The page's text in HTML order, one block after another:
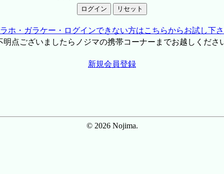
ホ・ガラケー・ログインできない方はこちらからお試し下
点ございましたらノジマの携帯コーナーまでお越しくださ
新規会員登録
© 2026 Nojima.